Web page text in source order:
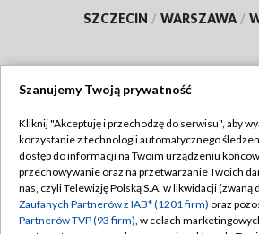
SZCZECIN / WARSZAWA /
TVP
Abonament TVP
Emisja w TVP
Centrum informacji TVP
Regulamin TVP
Polityka
Szanujemy Twoją prywatność
Kliknij "Akceptuję i przechodzę do serwisu", aby
korzystanie z technologii automatycznego
dostęp do informacji na Twoim urządzeniu
przechowywanie oraz na przetwarzanie Twoich
nas, czyli Telewizję Polską S.A. w likwidacji (zwaną
Zaufanych Partnerów z IAB* (1201 firm) oraz
Partnerów TVP (93 firm), w celach